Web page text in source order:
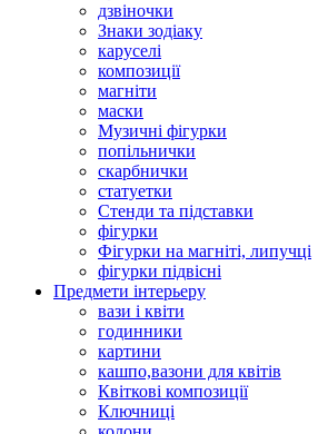
дзвіночки
Знаки зодіаку
каруселі
композиції
магніти
маски
Музичні фігурки
попільнички
скарбнички
статуетки
Стенди та підставки
фігурки
Фігурки на магніті, липучці
фігурки підвісні
Предмети інтерьеру
вази і квіти
годинники
картини
кашпо,вазони для квітів
Квіткові композиції
Ключниці